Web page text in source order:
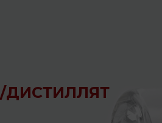
ДИСТИЛЛЯТ